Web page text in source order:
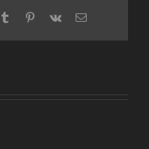
TumblrPinterest
Vk Email